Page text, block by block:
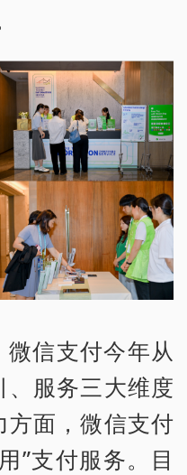
信支付今年从
、服务三大维度
面，微信支付
”支付服务。目